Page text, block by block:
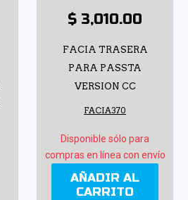
$ 3,010.00
FACIA TRASERA
PARA PASSTA
VERSION CC
FACIA370
Disponible sólo para
compras en línea con envío
AÑADIR AL
CARRITO